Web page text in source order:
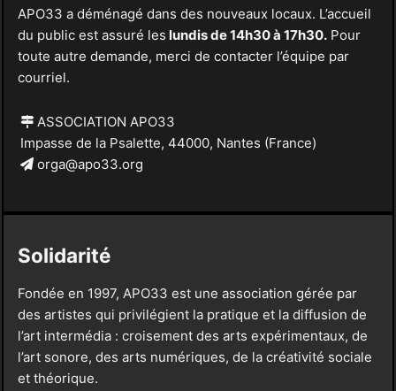
APO33 a déménagé dans des nouveaux locaux. L’accueil
du public est assuré les lundis de 14h30 à 17h30.Pour
toute autre demande, merci de contacter l’équipe par
courriel.
ASSOCIATION APO33
Impasse de la Psalette, 44000, Nantes (France)
orga@apo33.org
Solidarité
Fondée en 1997, APO33 est une association gérée par
des artistes qui privilégient la pratique et la diffusion de
l’art intermédia : croisement des arts expérimentaux, de
l’art sonore, des arts numériques, de la créativité sociale
et théorique.